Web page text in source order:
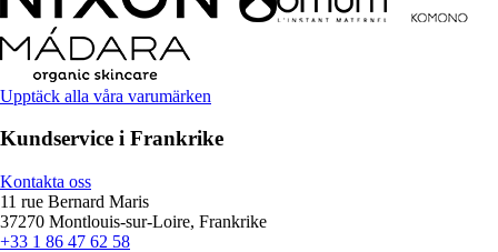
Upptäck alla våra varumärken
Kundservice i Frankrike
Kontakta oss
11 rue Bernard Maris
37270 Montlouis-sur-Loire, Frankrike
+33 1 86 47 62 58